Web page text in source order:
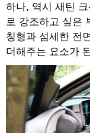
하나, 역시 새틴
로 강조하고 싶은
칭형과 섬세한 전
더해주는 요소가